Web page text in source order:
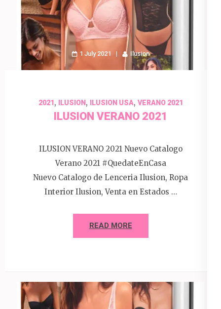
1 July 2021 Ilusion
2021, ILUSION, ILUSION USA, VERANO 2021
ILUSION VERANO 2021
ILUSION VERANO 2021 Nuevo Catalogo
Verano 2021 #QuedateEnCasa
Nuevo Catalogo de Lenceria Ilusion, Ropa
Interior Ilusion, Venta en Estados …
READ MORE